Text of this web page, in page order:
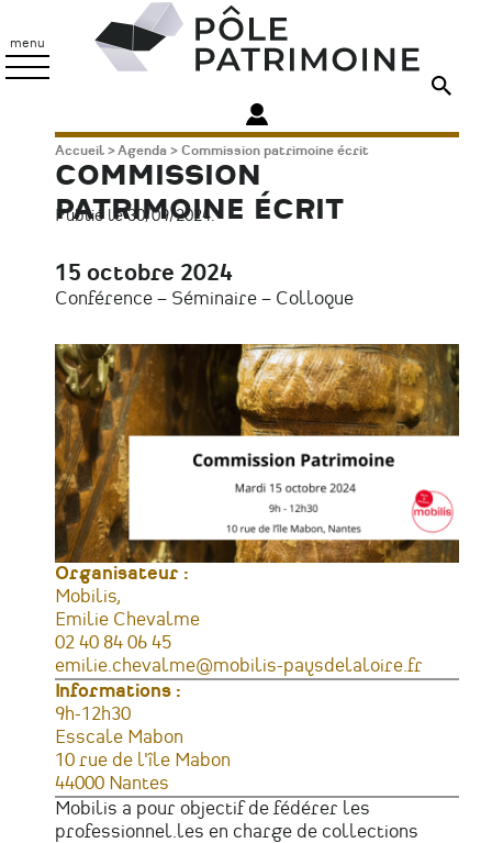
contenu
principal
menu
Patrimoine
Fil
d'Ariane
Accueil Agenda Commission patrimoine écrit
COMMISSION
PATRIMOINE ÉCRIT
Publié le 30/09/2024.
Date
15 octobre 2024
d'évènement
Conférence – Séminaire – Colloque
Organisateur :
Mobilis,
Emilie Chevalme
Téléphone
02 40 84 06 45
Courriel
emilie.chevalme@mobilis-paysdelaloire.fr
Informations :
Horaires
9h-12h30
Lieu
Esscale Mabon
Adresse
10 rue de l'île Mabon
44000 Nantes
France
Mobilis a pour objectif de fédérer les
professionnel.les en charge de collections